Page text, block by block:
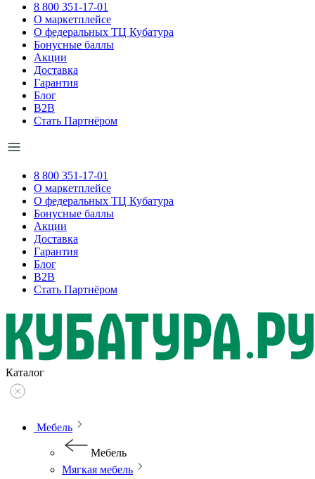
8 800 351-17-01
О маркетплейсе
О федеральных ТЦ Кубатура
Бонусные баллы
Акции
Доставка
Гарантия
Блог
B2B
Стать Партнёром
8 800 351-17-01
О маркетплейсе
О федеральных ТЦ Кубатура
Бонусные баллы
Акции
Доставка
Гарантия
Блог
B2B
Стать Партнёром
Каталог
Мебель
Мебель
Мягкая мебель